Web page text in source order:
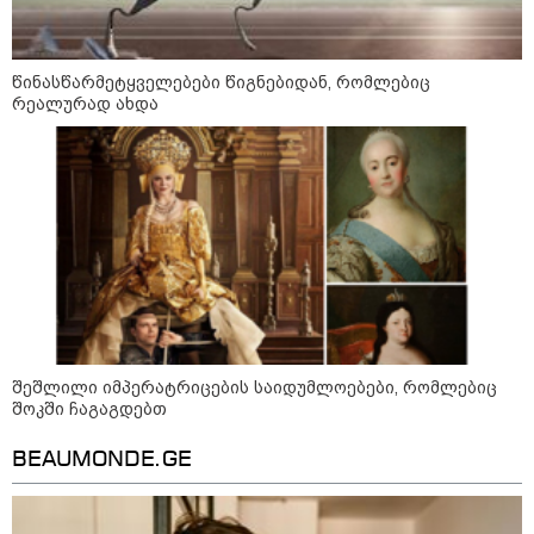
არჩევანის გაკეთება მოუწევს...
„ორ სკამზე ჯდომის“
შესაძლებლობა შეიძლება
დასრულდეს“ - მირიან
მირიანაშვილის ანალიზი
ჯარისკაცი, რომელიც 29 წელი
იბრძოდა, რადგან ომის
დამთავრების არ სჯეროდა...
მეცნიერება
წინასწარმეტყველებები წიგნებიდან, რომლებიც
რეალურად ახდა
შეშლილი იმპერატრიცების საიდუმლოებები, რომლებიც
შოკში ჩაგაგდებთ
BEAUMONDE.GE